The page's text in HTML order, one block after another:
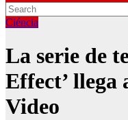
Ciéncia
La serie de
Effect’ llega
Video